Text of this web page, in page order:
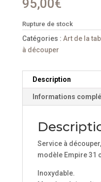
95,00€
Rupture de stock
Catégories : Art de la
à découper
Description
Informations
Service à
modèle Empire 31
Inoxydable.